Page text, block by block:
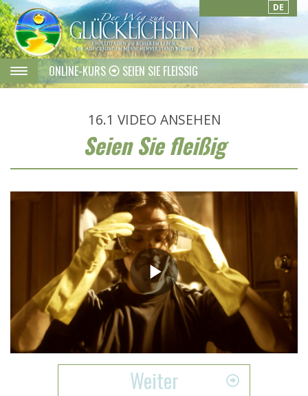
DE
ONLINE-KURS SEIEN SIE FLEISSIG
16.1 VIDEO ANSEHEN
Seien Sie fleißig
Play
Video
Weiter